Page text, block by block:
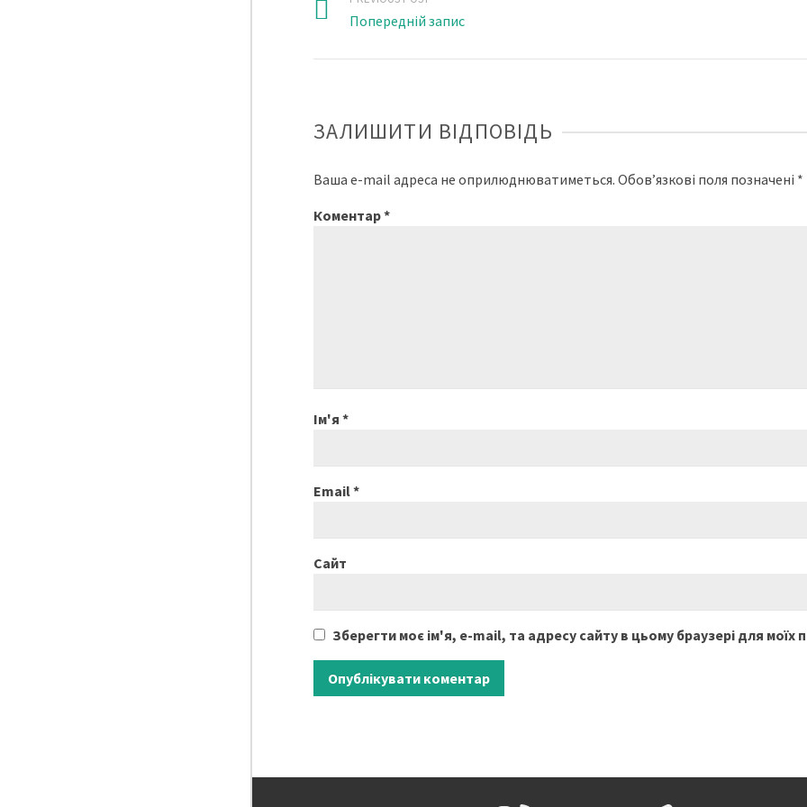
Попередній запис
ЗАЛИШИТИ ВІДПОВІДЬ
Ваша e-mail адреса не оприлюднюватиметься. Обов’язкові поля позначені *
Коментар*
Ім'я*
Email*
Сайт
Зберегти моє ім'я, e-mail, та адресу сайту в цьому браузері для моїх